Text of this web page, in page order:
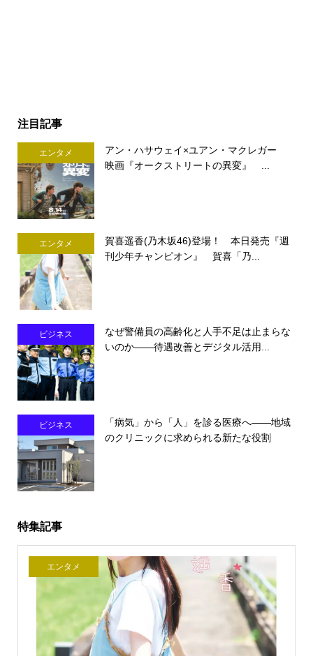
注目記事
エンタメ
アン・ハサウェイ×ユアン・マクレガー
映画『オークストリートの異変』 ...
エンタメ
賀喜遥香(乃木坂46)登場！ 本日発売『週
刊少年チャンピオン』 賀喜「乃...
ビジネス
なぜ警備員の高齢化と人手不足は止まらな
いのか――待遇改善とデジタル活用...
ビジネス
「病気」から「人」を診る医療へ――地域
のクリニックに求められる新たな役割
特集記事
エンタメ